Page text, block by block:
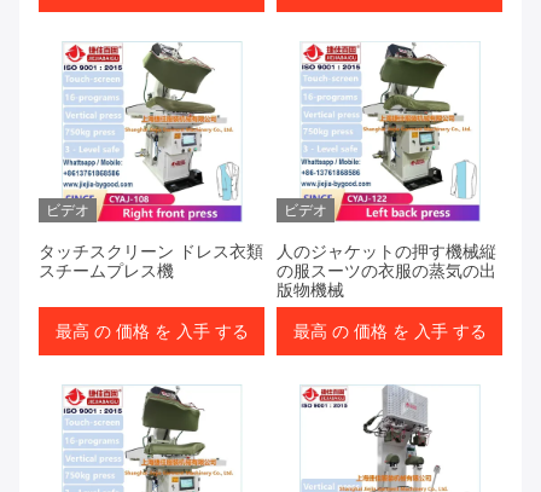
ビデオ
タッチスクリーン ドレス衣類
スチームプレス機
最高 の 価格 を 入手 する
ビデオ
人のジャケットの押す機械縦
の服スーツの衣服の蒸気の出
版物機械
最高 の 価格 を 入手 する